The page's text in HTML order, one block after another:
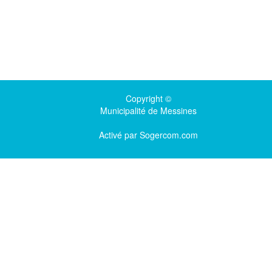
Copyright ©
Municipalité de Messines
Activé par Sogercom.com